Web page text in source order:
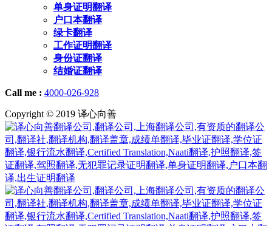
单身证明翻译
户口本翻译
绿卡翻译
工作证明翻译
身份证翻译
结婚证翻译
Call me : 4000-026-928
Copyright © 2019 译心向善